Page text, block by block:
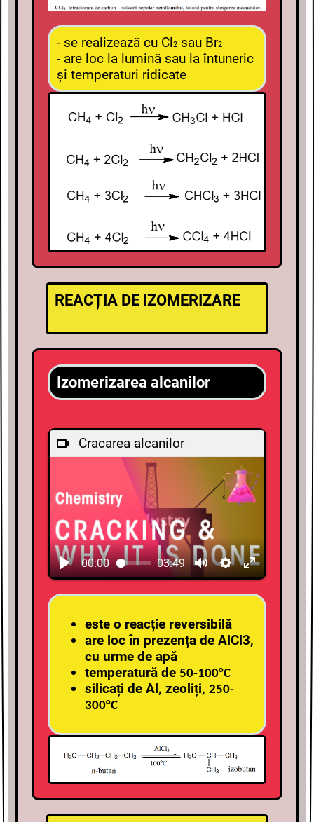
- se realizează cu Cl2 sau Br2
- are loc la lumină sau la întuneric
și temperaturi ridicate
REACȚIA DE IZOMERIZARE
Izomerizarea alcanilor
Cracarea alcanilor
00:00 03:49
este o reacție reversibilă
are loc în prezența de AlCl3,
cu urme de apă
temperatură de 50-100°C
silicați de Al, zeoliți, 250-
300°C